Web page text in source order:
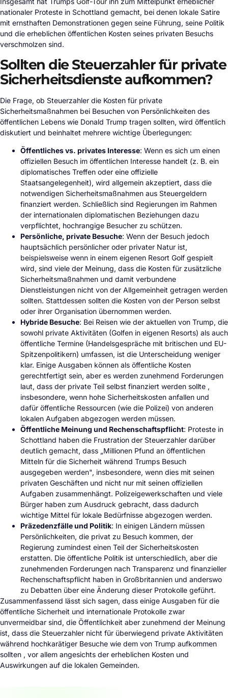
nationaler Proteste in Schottland gemacht, bei denen lokale Satire
mit ernsthaften Demonstrationen gegen seine Führung, seine Politik
und die erheblichen öffentlichen Kosten seines privaten Besuchs
verschmolzen sind.
Sollten die Steuerzahler für private
Sicherheitsdienste aufkommen?
Die Frage, ob Steuerzahler die Kosten für private
Sicherheitsmaßnahmen bei Besuchen von Persönlichkeiten des
öffentlichen Lebens wie Donald Trump tragen sollten, wird öffentlich
diskutiert und beinhaltet mehrere wichtige Überlegungen:
Öffentliches vs. privates Interesse: Wenn es sich um einen
offiziellen Besuch im öffentlichen Interesse handelt (z. B. ein
diplomatisches Treffen oder eine offizielle
Staatsangelegenheit), wird allgemein akzeptiert, dass die
notwendigen Sicherheitsmaßnahmen aus Steuergeldern
finanziert werden. Schließlich sind Regierungen im Rahmen
der internationalen diplomatischen Beziehungen dazu
verpflichtet, hochrangige Besucher zu schützen.
Persönliche, private Besuche: Wenn der Besuch jedoch
hauptsächlich persönlicher oder privater Natur ist,
beispielsweise wenn in einem eigenen Resort Golf gespielt
wird, sind viele der Meinung, dass die Kosten für zusätzliche
Sicherheitsmaßnahmen und damit verbundene
Dienstleistungen nicht von der Allgemeinheit getragen werden
sollten. Stattdessen sollten die Kosten von der Person selbst
oder ihrer Organisation übernommen werden.
Hybride Besuche: Bei Reisen wie der aktuellen von Trump, die
sowohl private Aktivitäten (Golfen in eigenen Resorts) als auch
öffentliche Termine (Handelsgespräche mit britischen und EU-
Spitzenpolitikern) umfassen, ist die Unterscheidung weniger
klar. Einige Ausgaben können als öffentliche Kosten
gerechtfertigt sein, aber es werden zunehmend Forderungen
laut, dass der private Teil selbst finanziert werden sollte ,
insbesondere, wenn hohe Sicherheitskosten anfallen und
dafür öffentliche Ressourcen (wie die Polizei) von anderen
lokalen Aufgaben abgezogen werden müssen.
Öffentliche Meinung und Rechenschaftspflicht: Proteste in
Schottland haben die Frustration der Steuerzahler darüber
deutlich gemacht, dass „Millionen Pfund an öffentlichen
Mitteln für die Sicherheit während Trumps Besuch
ausgegeben werden", insbesondere, wenn dies mit seinen
privaten Geschäften und nicht nur mit seinen offiziellen
Aufgaben zusammenhängt. Polizeigewerkschaften und viele
Bürger haben zum Ausdruck gebracht, dass dadurch
wichtige Mittel für lokale Bedürfnisse abgezogen werden.
Präzedenzfälle und Politik: In einigen Ländern müssen
Persönlichkeiten, die privat zu Besuch kommen, der
Regierung zumindest einen Teil der Sicherheitskosten
erstatten. Die öffentliche Politik ist unterschiedlich, aber die
zunehmenden Forderungen nach Transparenz und finanzieller
Rechenschaftspflicht haben in Großbritannien und anderswo
zu Debatten über eine Änderung dieser Protokolle geführt.
Zusammenfassend lässt sich sagen, dass einige Ausgaben für die
öffentliche Sicherheit und internationale Protokolle zwar
unvermeidbar sind, die Öffentlichkeit aber zunehmend der Meinung
ist, dass die Steuerzahler nicht für überwiegend private Aktivitäten
während hochkarätiger Besuche wie dem von Trump aufkommen
sollten , vor allem angesichts der erheblichen Kosten und
Auswirkungen auf die lokalen Gemeinden.